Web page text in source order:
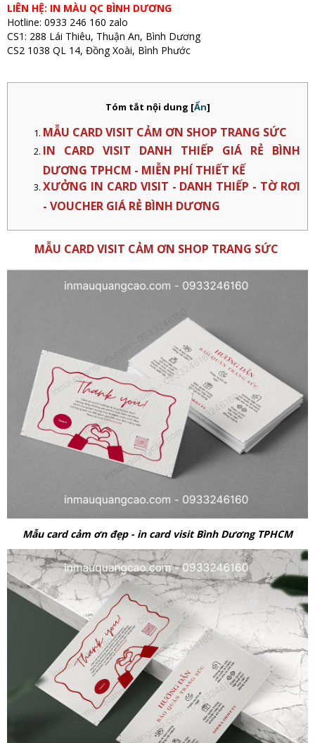
LIÊN HỆ: IN MÀU QC BÌNH DƯƠNG
Hotline: 0933 246 160 zalo
CS1: 288 Lái Thiêu, Thuận An, Bình Dương
CS2 1038 QL 14, Đồng Xoài, Bình Phước
Tóm tắt nội dung [Ẩn]
MẪU CARD VISIT CẢM ƠN SHOP TRANG SỨC
IN CARD VISIT DANH THIẾP GIÁ RẺ BÌNH
DƯƠNG TPHCM - MIỄN PHÍ THIẾT KẾ
XƯỞNG IN CARD VISIT - DANH THIẾP - TỜ RƠI
- VOUCHER GIÁ RẺ BÌNH DƯƠNG
MẪU CARD VISIT CẢM ƠN SHOP TRANG SỨC
Mẫu card cảm ơn đẹp - in card visit Bình Dương TPHCM